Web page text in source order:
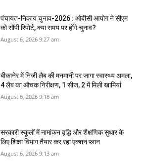
पंचायत-निकाय चुनाव-2026 : ओबीसी आयोग ने सीएम
को सौंपी रिपोर्ट, क्‍या समय पर होंगे चुनाव?
August 6, 2026 9:27 am
बीकानेर में निजी लैब की मनमानी पर जागा स्‍वास्‍थ्‍य अमला,
4 लैब का औचक निरीक्षण, 1 सीज, 2 में मिली खामियां
August 6, 2026 9:18 am
सरकारी स्‍कूलों में नामांकन वृद्धि और शैक्षणिक सुधार के
लिए शिक्षा विभाग तैयार कर रहा एक्शन प्लान
August 6, 2026 9:13 am